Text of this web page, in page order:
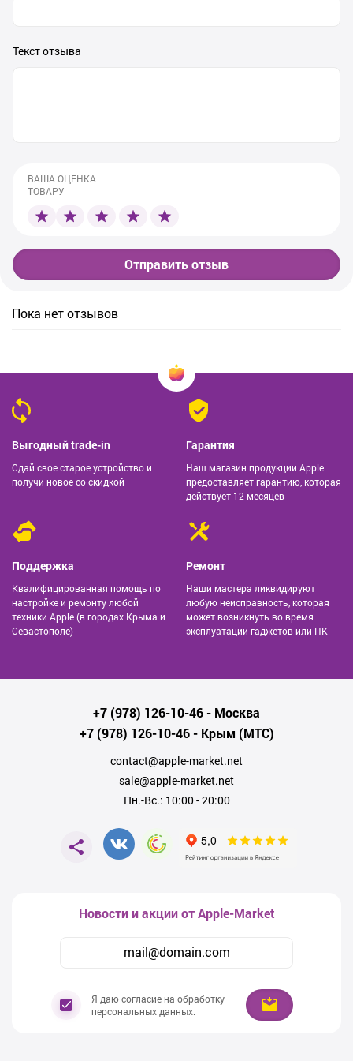
Текст отзыва
ВАША ОЦЕНКА
ТОВАРУ
Отправить отзыв
Пока нет отзывов
Выгодный trade-in
Сдай свое старое устройство и
получи новое со скидкой
Гарантия
Наш магазин продукции Apple
предоставляет гарантию, которая
действует 12 месяцев
Поддержка
Квалифицированная помощь по
настройке и ремонту любой
техники Apple (в городах Крыма и
Севастополе)
Ремонт
Наши мастера ликвидируют
любую неисправность, которая
может возникнуть во время
эксплуатации гаджетов или ПК
+7 (978) 126-10-46- Москва
+7 (978) 126-10-46- Крым (МТС)
contact@apple-market.net
sale@apple-market.net
Пн.-Вс.: 10:00 - 20:00
Новости и акции от Apple-Market
Я даю согласие на обработку
персональных данных.